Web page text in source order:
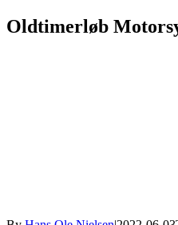
Oldtimerløb